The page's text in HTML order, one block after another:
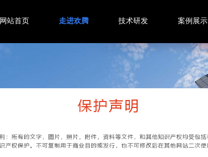
网站首页 走进欢腾 技术研发 案例展示